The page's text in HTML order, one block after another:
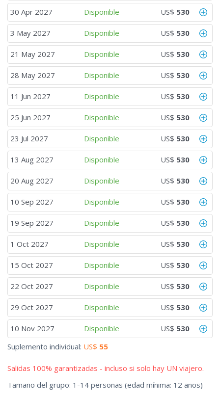
30 Apr 2027 Disponible US$ 530
3 May 2027 Disponible US$ 530
21 May 2027 Disponible US$ 530
28 May 2027 Disponible US$ 530
11 Jun 2027 Disponible US$ 530
25 Jun 2027 Disponible US$ 530
23 Jul 2027 Disponible US$ 530
13 Aug 2027 Disponible US$ 530
20 Aug 2027 Disponible US$ 530
10 Sep 2027 Disponible US$ 530
19 Sep 2027 Disponible US$ 530
1 Oct 2027 Disponible US$ 530
15 Oct 2027 Disponible US$ 530
22 Oct 2027 Disponible US$ 530
29 Oct 2027 Disponible US$ 530
10 Nov 2027 Disponible US$ 530
Suplemento individual: US$ 55
Salidas 100% garantizadas - incluso si solo hay UN viajero.
Tamaño del grupo: 1-14 personas (edad mínima: 12 años)